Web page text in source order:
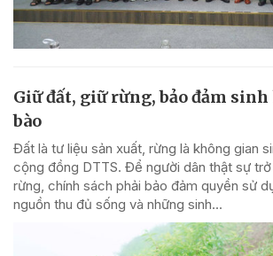
Giữ đất, giữ rừng, bảo đảm
bào
Đất là tư liệu sản xuất, rừng là không gian
cộng đồng DTTS. Để người dân thật sự
rừng, chính sách phải bảo đảm quyền sử
nguồn thu đủ sống và những sinh...